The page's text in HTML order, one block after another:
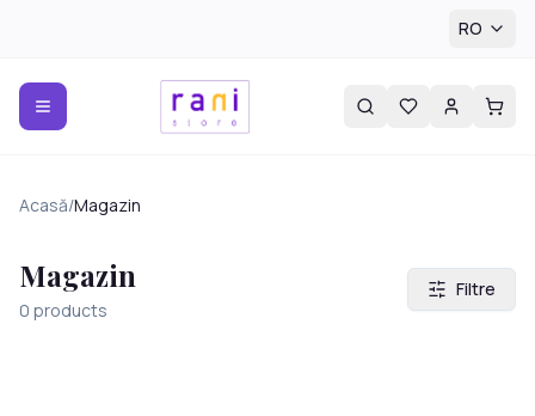
RO
Acasă/Magazin
Magazin
0 products
Filtre